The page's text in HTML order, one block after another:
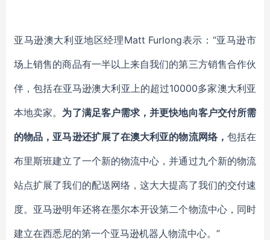
亚马逊澳大利亚地区经理Matt Furlong表示：“亚马逊市
场上销售的商品有一半以上来自我们的第三方销售合作伙
伴，包括在亚马逊澳大利亚上的超过10000多家澳大利亚
本地卖家。 为了满足客户需求，并更快地向客户交付所需
的物品，亚马逊还扩展了在澳大利亚的物流网络， 包括在
布里斯班建立了一个新的物流中心，并通过九个新的物流
站点扩展了我们的配送网络，这大大提高了我们的交付速
度。亚马逊明年还将在墨尔本开设第二个物流中心，同时
建立在西悉尼的第一个亚马逊机器人物流中心。”